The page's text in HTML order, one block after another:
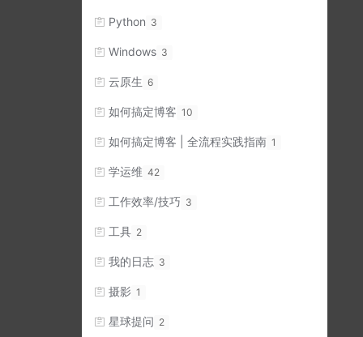
Python 3
Windows 3
云原生 6
如何搞定博客 10
如何搞定博客 | 全流程实践指南 1
学运维 42
工作效率/技巧 3
工具 2
我的日志 3
摄影 1
星球提问 2